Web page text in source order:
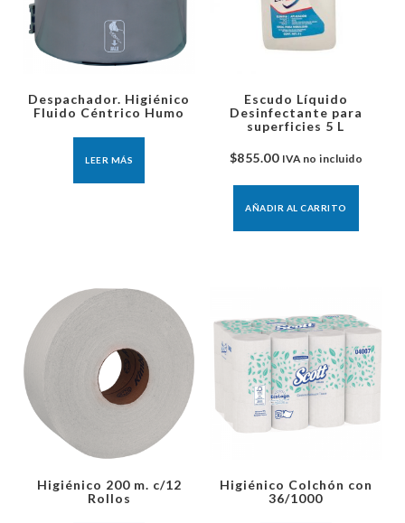
Despachador. Higiénico
Fluido Céntrico Humo
LEER MÁS
Escudo Líquido
Desinfectante para
superficies 5 L
$855.00 IVA no incluido
AÑADIR AL CARRITO
Higiénico 200 m. c/12
Rollos
Higiénico Colchón con
36/1000